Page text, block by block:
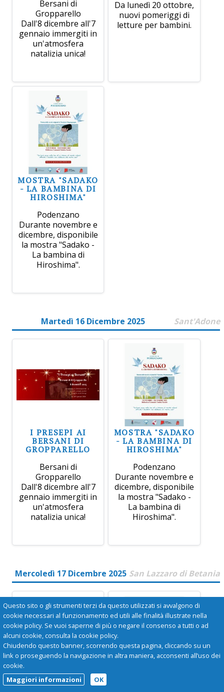
Bersani di
Gropparello
Dall'8 dicembre all'7
gennaio immergiti in
un'atmosfera
natalizia unica!
Da lunedì 20 ottobre,
nuovi pomeriggi di
letture per bambini.
MOSTRA "SADAKO
- LA BAMBINA DI
HIROSHIMA"
Podenzano
Durante novembre e
dicembre, disponibile
la mostra "Sadako -
La bambina di
Hiroshima".
Martedì 16 Dicembre 2025 Sant'Adone
I PRESEPI AI
BERSANI DI
GROPPARELLO
Bersani di
Gropparello
Dall'8 dicembre all'7
gennaio immergiti in
un'atmosfera
natalizia unica!
MOSTRA "SADAKO
- LA BAMBINA DI
HIROSHIMA"
Podenzano
Durante novembre e
dicembre, disponibile
la mostra "Sadako -
La bambina di
Hiroshima".
Mercoledì 17 Dicembre 2025 San Lazzaro di Betania
I PRESEPI AI
Questo sito o gli strumenti terzi da questo utilizzati si avvalgono di
cookie necessari al funzionamento ed utili alle finalità illustrate nella
cookie policy. Se vuoi saperne di più o negare il consenso a tutti o ad
alcuni cookie, consulta la cookie policy.
Chiudendo questo banner, scorrendo questa pagina, cliccando su un
link o proseguendo la navigazione in altra maniera, acconsenti all’uso dei
cookie.
Maggiori informazioni
OK